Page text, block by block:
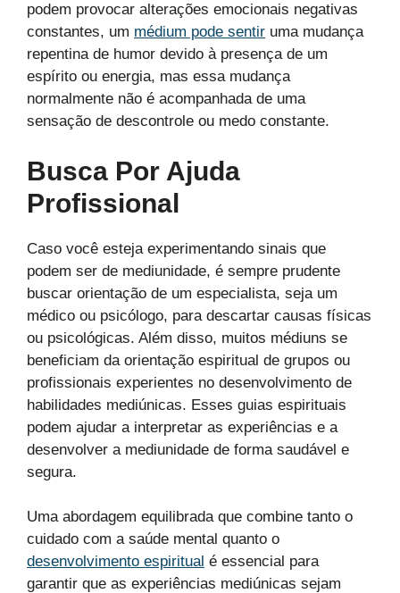
podem provocar alterações emocionais negativas
constantes, um médium pode sentir uma mudança
repentina de humor devido à presença de um
espírito ou energia, mas essa mudança
normalmente não é acompanhada de uma
sensação de descontrole ou medo constante.
Busca Por Ajuda
Profissional
Caso você esteja experimentando sinais que
podem ser de mediunidade, é sempre prudente
buscar orientação de um especialista, seja um
médico ou psicólogo, para descartar causas físicas
ou psicológicas. Além disso, muitos médiuns se
beneficiam da orientação espiritual de grupos ou
profissionais experientes no desenvolvimento de
habilidades mediúnicas. Esses guias espirituais
podem ajudar a interpretar as experiências e a
desenvolver a mediunidade de forma saudável e
segura.
Uma abordagem equilibrada que combine tanto o
cuidado com a saúde mental quanto o
desenvolvimento espiritual é essencial para
garantir que as experiências mediúnicas sejam